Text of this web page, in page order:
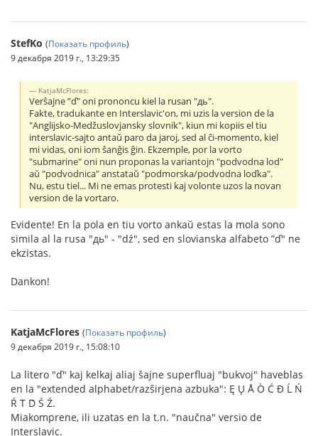
StefKo (Показать профиль)
9 декабря 2019 г., 13:29:35
KatjaMcFlores:
Verŝajne ”ď" oni prononcu kiel la rusan "дь".
Fakte, tradukante en Interslavic'on, mi uzis la version de la
"Anglijsko-Medžuslovjansky slovnik", kiun mi kopiis el tiu
interslavic-sajto antaŭ paro da jaroj, sed al ĉi-momento, kiel
mi vidas, oni iom ŝanĝis ĝin. Ekzemple, por la vorto
"submarine" oni nun proponas la variantojn "podvodna lod"
aŭ "podvodnica" anstataŭ "podmorska/podvodna loďka".
Nu, estu tiel... Mi ne emas protesti kaj volonte uzos la novan
version de la vortaro.
Evidente! En la pola en tiu vorto ankaŭ estas la mola sono
simila al la rusa "дь" - "dź", sed en slovianska alfabeto ”ď" ne
ekzistas.
Dankon!
KatjaMcFlores (Показать профиль)
9 декабря 2019 г., 15:08:10
La litero "ď" kaj kelkaj aliaj ŝajne superfluaj "bukvoj" haveblas
en la "extended alphabet/razširjena azbuka": Ę Ų Å Ò Ć Đ Ĺ Ń
Ŕ T́ D́ Ś Ź.
Miakomprene, ili uzatas en la t.n. "naučna" versio de
Interslavic.